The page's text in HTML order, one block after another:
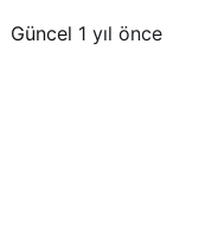
Güncel 1 yıl önce